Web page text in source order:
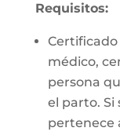
Requisitos:
Certificado
médico,
persona
el parto.
pertenece